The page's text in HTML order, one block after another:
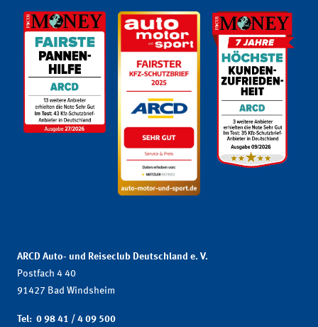
ARCD Auto- und Reiseclub Deutschland e. V.
Postfach 4 40
91427 Bad Windsheim
Tel: 0 98 41 / 4 09 500